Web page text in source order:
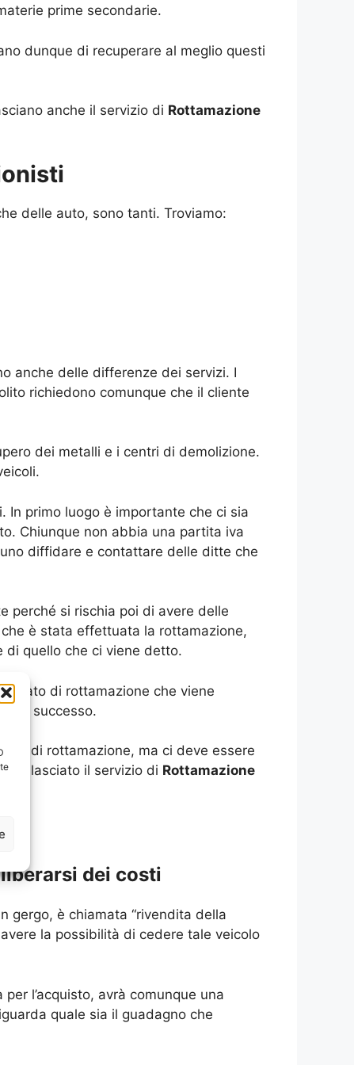
prime secondarie.
dunque di recuperare al meglio questi
anche il servizio di Rottamazione
delle auto, sono tanti. Troviamo:
anche delle differenze dei servizi. I
richiedono comunque che il cliente
dei metalli e i centri di demolizione.
In primo luogo è importante che ci sia
Chiunque non abbia una partita iva
diffidare e contattare delle ditte che
perché si rischia poi di avere delle
è stata effettuata la rottamazione,
di quello che ci viene detto.
di rottamazione che viene
sia successo.
di rottamazione, ma ci deve essere
rilasciato il servizio di Rottamazione
dei costi
gergo, è chiamata “rivendita della
la possibilità di cedere tale veicolo
l’acquisto, avrà comunque una
quale sia il guadagno che